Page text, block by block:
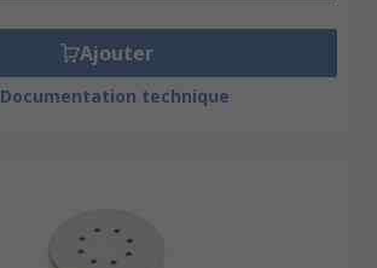
Ajouter
Documentation technique